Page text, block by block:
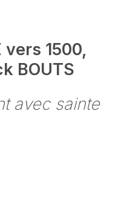
vers 1500,
BOUTS
avec sainte